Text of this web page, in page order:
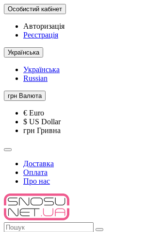
Особистий кабінет
Авторизація
Реєстрація
Українська
Українська
Russian
грн Валюта
€ Euro
$ US Dollar
грн Гривна
Доставка
Оплата
Про нас